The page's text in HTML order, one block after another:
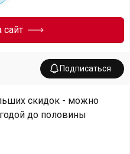
сайт
Подписаться
скидок - можно
до половины